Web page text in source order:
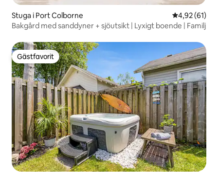
Stuga i Port Colborne 4,92 av 5 i
4,92 (61)
Bakgård med sanddyner + sjöutsikt | Lyxigt boende | Familj
Gästfavorit
Gästfavorit